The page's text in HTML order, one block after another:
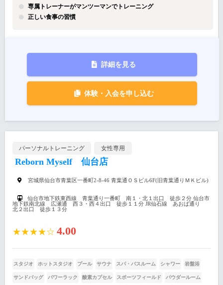
専属トレーナーがマンツーマンでトレーニング
正しい食事の習慣
詳細を見る
体験・入会を申し込む
パーソナルトレーニング 女性専用
Reborn Myself 仙台店
宮城県仙台市青葉区一番町2-8-46 青葉通ＯＳビル6F(旧青葉通りＭＫビル)
仙台市地下鉄東西線 青葉通り一番町 南１・北１出口 徒歩２分 仙台市
地下鉄南北線 広瀬通 西３・西４出口 徒歩１１分 JR仙石線 あおば通り
北２出口 徒歩１３分
★★★★☆ 4.00
スタジオ ホットスタジオ プール サウナ スパ・バスルーム シャワー 岩盤浴
サンドバッグ パワーラック 酸素カプセル スポーツフィールド パウダールーム